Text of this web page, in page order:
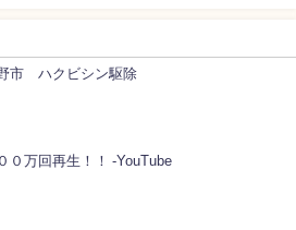
市 ハクビシン駆除
０万回再生！！ -YouTube